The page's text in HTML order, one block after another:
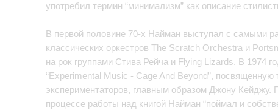
употребил термин “минимализм” как описание
В первой половине 70-х Найман выступал с самыми
классических оркестров The Scratch Orchestra и
на рок группами Стива Рейча и Flying Lizards. В 1974
“Experimental Music - Cage And Beyond”, посвященную
экспериментаторов, главным образом Джону Кейджу.
процессе работы над книгой Найман “поймал и